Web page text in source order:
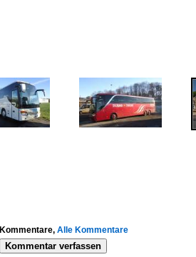
Kommentare, Alle Kommentare
Kommentar verfassen